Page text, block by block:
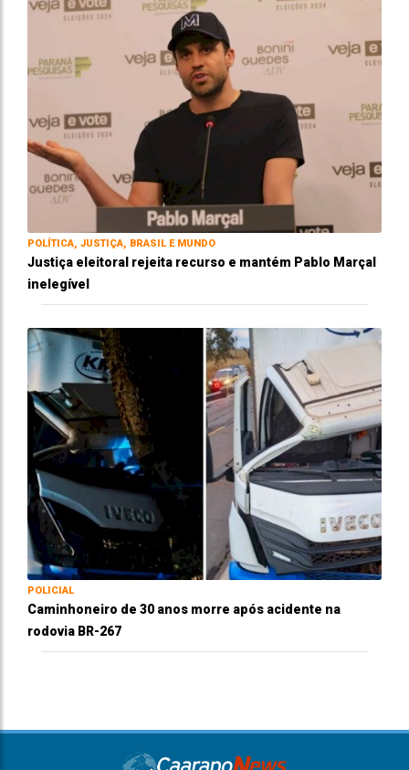
POLÍTICA, JUSTIÇA, BRASIL E MUNDO
Justiça eleitoral rejeita recurso e mantém Pablo Marçal
inelegível
POLICIAL
Caminhoneiro de 30 anos morre após acidente na
rodovia BR-267